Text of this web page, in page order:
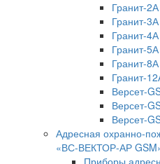
Гранит-
Гранит-
Гранит-
Гранит-
Гранит-
Гранит-
Версет-
Версет-
Версет-
Адресная охранно-
«ВС-ВЕКТОР-АР